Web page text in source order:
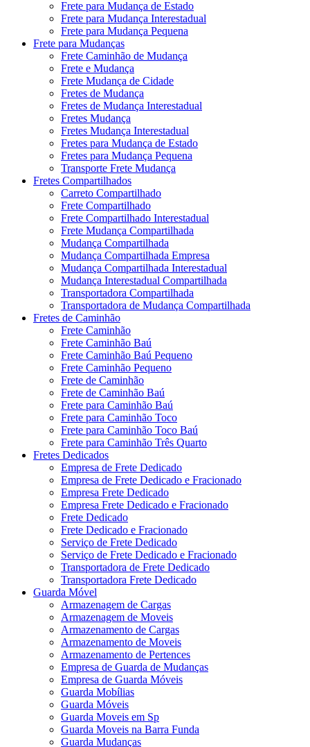
Frete para Mudança de Estado
Frete para Mudança Interestadual
Frete para Mudança Pequena
Frete para Mudanças
Frete Caminhão de Mudança
Frete e Mudança
Frete Mudança de Cidade
Fretes de Mudança
Fretes de Mudança Interestadual
Fretes Mudança
Fretes Mudança Interestadual
Fretes para Mudança de Estado
Fretes para Mudança Pequena
Transporte Frete Mudança
Fretes Compartilhados
Carreto Compartilhado
Frete Compartilhado
Frete Compartilhado Interestadual
Frete Mudança Compartilhada
Mudança Compartilhada
Mudança Compartilhada Empresa
Mudança Compartilhada Interestadual
Mudança Interestadual Compartilhada
Transportadora Compartilhada
Transportadora de Mudança Compartilhada
Fretes de Caminhão
Frete Caminhão
Frete Caminhão Baú
Frete Caminhão Baú Pequeno
Frete Caminhão Pequeno
Frete de Caminhão
Frete de Caminhão Baú
Frete para Caminhão Baú
Frete para Caminhão Toco
Frete para Caminhão Toco Baú
Frete para Caminhão Três Quarto
Fretes Dedicados
Empresa de Frete Dedicado
Empresa de Frete Dedicado e Fracionado
Empresa Frete Dedicado
Empresa Frete Dedicado e Fracionado
Frete Dedicado
Frete Dedicado e Fracionado
Serviço de Frete Dedicado
Serviço de Frete Dedicado e Fracionado
Transportadora de Frete Dedicado
Transportadora Frete Dedicado
Guarda Móvel
Armazenagem de Cargas
Armazenagem de Moveis
Armazenamento de Cargas
Armazenamento de Moveis
Armazenamento de Pertences
Empresa de Guarda de Mudanças
Empresa de Guarda Móveis
Guarda Mobílias
Guarda Móveis
Guarda Moveis em Sp
Guarda Moveis na Barra Funda
Guarda Mudanças